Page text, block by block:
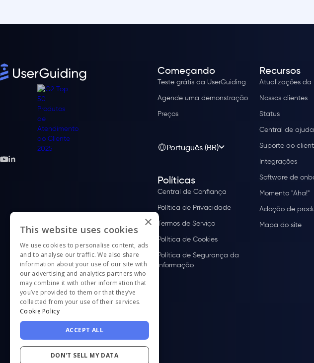
Começando
Teste grátis da UserGuiding
Agende uma demonstração
Preços
Português (BR)
Políticas
Central de Confiança
Política de Privacidade
Termos de Serviço
Política de Cookies
Política de Segurança da
Informação
Recursos
Atualizações da
Nossos clientes
Status
Central de ajuda
Suporte ao
Integrações
Software de
Momento "Aha!"
Adoção de
Mapa do site
×
This website uses cookies
We use cookies to personalise content, ads
and to analyse our traffic. We also share
information about your use of our site with
our advertising and analytics partners who
may combine it with other information that
you’ve provided to them or that they’ve
collected from your use of their services.
Cookie Policy
ACCEPT ALL
DON'T SELL MY DATA